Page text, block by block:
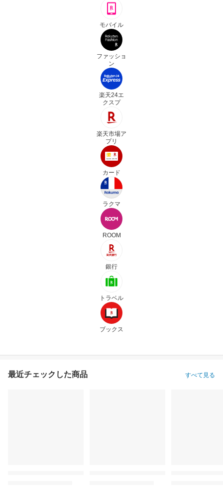
モバイル
ファッショ
ン
楽天24エ
クスプ
楽天市場ア
プリ
カード
ラクマ
ROOM
銀行
トラベル
ブックス
最近チェックした商品 すべて見る